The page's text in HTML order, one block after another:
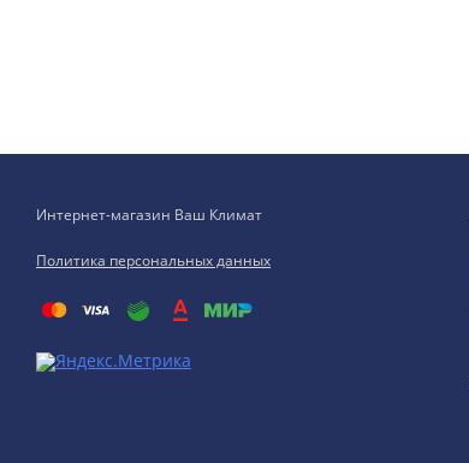
Интернет-магазин Ваш Климат
Политика персональных данных